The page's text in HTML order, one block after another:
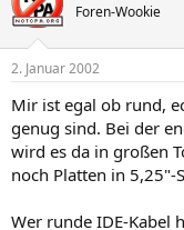
Foren-Wookie
2. Januar 2002
Mir ist egal ob rund,
genug sind. Bei der
wird es da in großen
noch Platten in 5,25"-
Wer runde IDE-Kabel